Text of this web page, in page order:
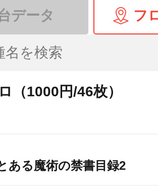
データ フ
（1000円/46枚）
ある魔術の禁書目録2